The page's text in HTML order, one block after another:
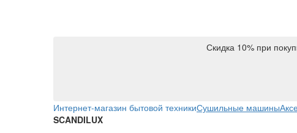
Скидка 10% при
Интернет-магазин бытовой техникиСушильные машины
SCANDILUX